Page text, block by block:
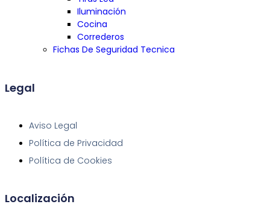
Iluminación
Cocina
Correderos
Fichas De Seguridad Tecnica
Legal
Aviso Legal
Política de Privacidad
Política de Cookies
Localización